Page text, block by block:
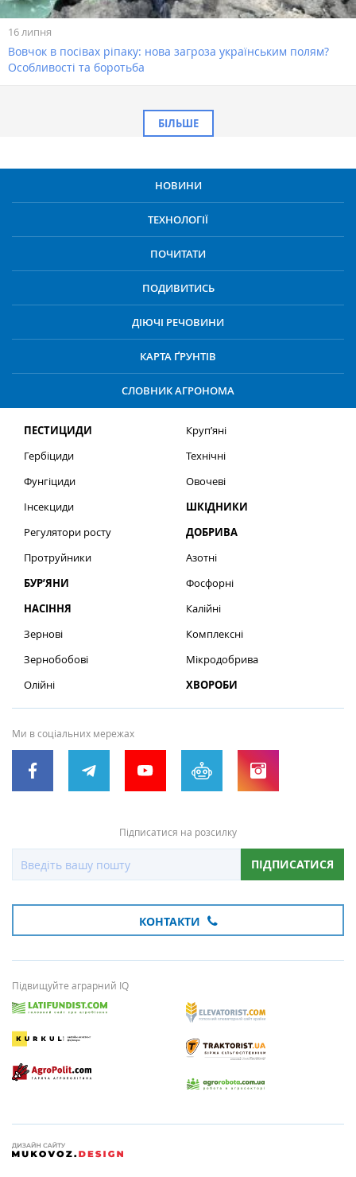
16 липня
Вовчок в посівах ріпаку: нова загроза українським полям?
Особливості та боротьба
БІЛЬШЕ
НОВИНИ
ТЕХНОЛОГІЇ
ПОЧИТАТИ
ПОДИВИТИСЬ
ДІЮЧІ РЕЧОВИНИ
КАРТА ҐРУНТІВ
СЛОВНИК АГРОНОМА
ПЕСТИЦИДИ
Гербіциди
Фунгіциди
Інсекциди
Регулятори росту
Протруйники
БУР’ЯНИ
НАСІННЯ
Зернові
Зернобобові
Олійні
Круп’яні
Технічні
Овочеві
ШКІДНИКИ
ДОБРИВА
Азотні
Фосфорні
Калійні
Комплексні
Мікродобрива
ХВОРОБИ
Ми в соціальних мережах
Підписатися на розсилку
ПІДПИСАТИСЯ
КОНТАКТИ
Підвищуйте аграрний IQ